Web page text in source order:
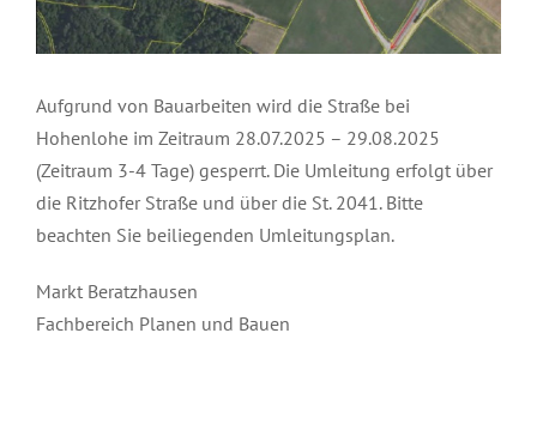
Aufgrund von Bauarbeiten wird die Straße bei
Hohenlohe im Zeitraum 28.07.2025 – 29.08.2025
(Zeitraum 3-4 Tage) gesperrt. Die Umleitung erfolgt über
die Ritzhofer Straße und über die St. 2041. Bitte
beachten Sie beiliegenden Umleitungsplan.
Markt Beratzhausen
Fachbereich Planen und Bauen